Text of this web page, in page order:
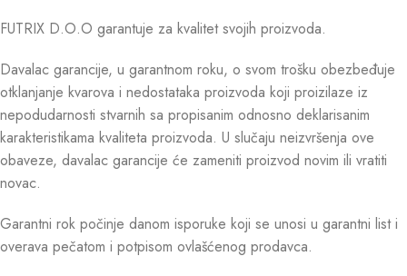
FUTRIX D.O.O garantuje za kvalitet svojih proizvoda.
Davalac garancije, u garantnom roku, o svom trošku obezbeđuje
otklanjanje kvarova i nedostataka proizvoda koji proizilaze iz
nepodudarnosti stvarnih sa propisanim odnosno deklarisanim
karakteristikama kvaliteta proizvoda. U slučaju neizvršenja ove
obaveze, davalac garancije će zameniti proizvod novim ili vratiti
novac.
Garantni rok počinje danom isporuke koji se unosi u garantni list i
overava pečatom i potpisom ovlašćenog prodavca.